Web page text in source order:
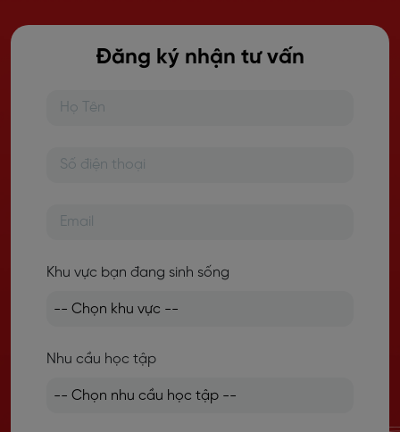
Đăng ký nhận tư vấn
Khu vực bạn đang sinh sống
Nhu cầu học tập